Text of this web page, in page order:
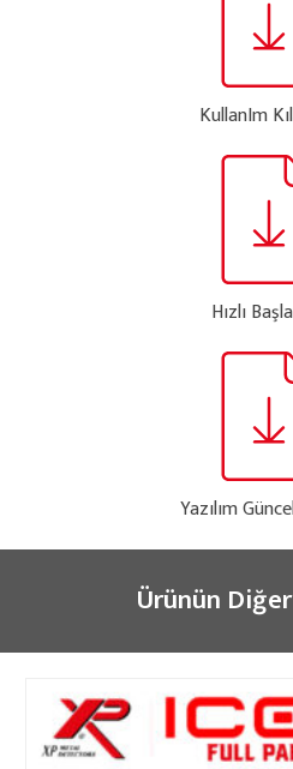
KullanIm
Hızlı
Yazılım
Ürünün